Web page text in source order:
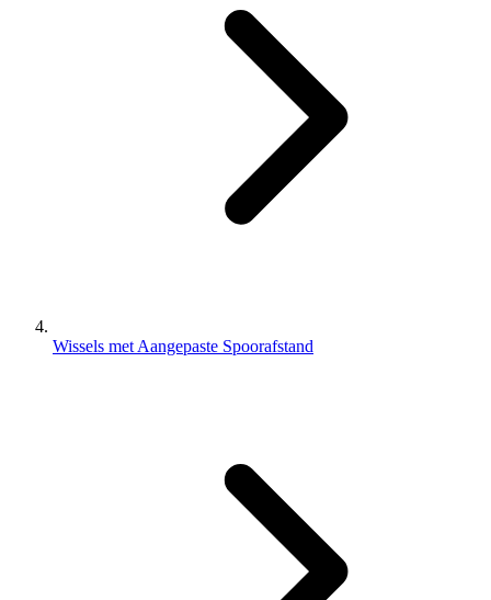
Wissels met Aangepaste Spoorafstand